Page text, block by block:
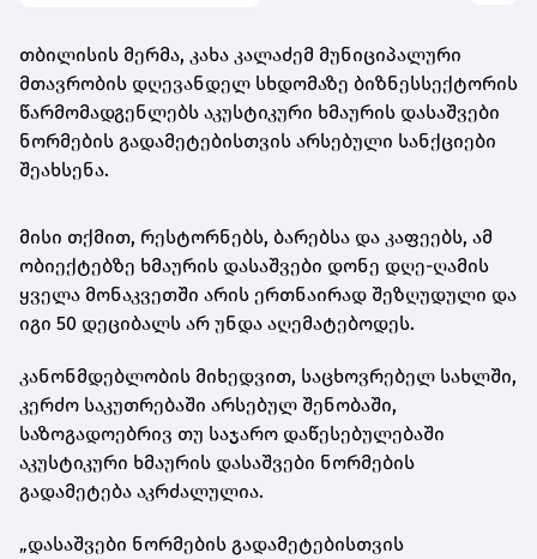
თბილისის მერმა, კახა კალაძემ მუნიციპალური
მთავრობის დღევანდელ სხდომაზე ბიზნესსექტორის
წარმომადგენლებს აკუსტიკური ხმაურის დასაშვები
ნორმების გადამეტებისთვის არსებული სანქციები
შეახსენა.
მისი თქმით, რესტორნებს, ბარებსა და კაფეებს, ამ
ობიექტებზე ხმაურის დასაშვები დონე დღე-ღამის
ყველა მონაკვეთში არის ერთნაირად შეზღუდული და
იგი 50 დეციბალს არ უნდა აღემატებოდეს.
კანონმდებლობის მიხედვით, საცხოვრებელ სახლში,
კერძო საკუთრებაში არსებულ შენობაში,
საზოგადოებრივ თუ საჯარო დაწესებულებაში
აკუსტიკური ხმაურის დასაშვები ნორმების
გადამეტება აკრძალულია.
„დასაშვები ნორმების გადამეტებისთვის